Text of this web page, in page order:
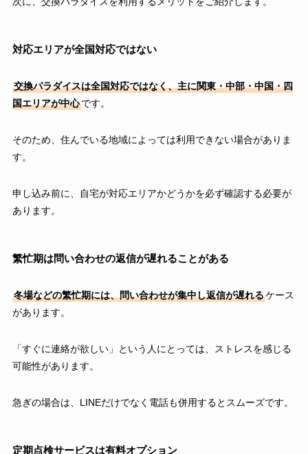
対応エリアが全国対応ではない
交換パラダイスは全国対応ではなく、主に関東・中部・中国・四
国エリアが中心です。
そのため、住んでいる地域によっては利用できない場合がありま
す。
申し込み前に、自宅が対応エリアかどうかを必ず確認する必要が
あります。
繁忙期は問い合わせの返信が遅れることがある
冬場などの繁忙期には、問い合わせが集中し返信が遅れるケース
があります。
「すぐに連絡が欲しい」という人にとっては、ストレスを感じる
可能性があります。
急ぎの場合は、LINEだけでなく電話も併用するとスムーズです。
定期点検サービスは有料オプション